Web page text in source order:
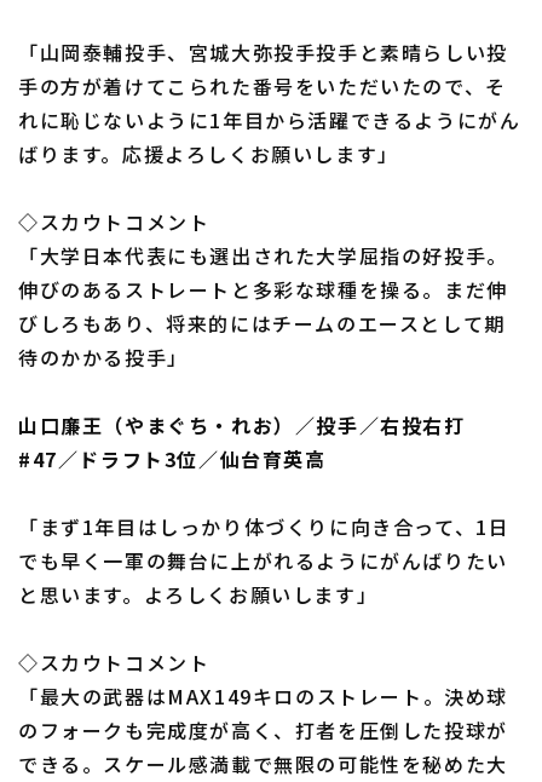
「山岡泰輔投手、宮城大弥投手投手と素晴らしい投
手の方が着けてこられた番号をいただいたので、そ
れに恥じないように1年目から活躍できるようにがん
ばります。応援よろしくお願いします」
◇スカウトコメント
「大学日本代表にも選出された大学屈指の好投手。
伸びのあるストレートと多彩な球種を操る。まだ伸
びしろもあり、将来的にはチームのエースとして期
待のかかる投手」
山口廉王（やまぐち・れお）／投手／右投右打
#47／ドラフト3位／仙台育英高
「まず1年目はしっかり体づくりに向き合って、1日
でも早く一軍の舞台に上がれるようにがんばりたい
と思います。よろしくお願いします」
◇スカウトコメント
「最大の武器はMAX149キロのストレート。決め球
のフォークも完成度が高く、打者を圧倒した投球が
できる。スケール感満載で無限の可能性を秘めた大